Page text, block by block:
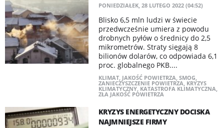
PONIEDZIAŁEK, 28 LUTEGO 2022 (04:52)
Blisko 6,5 mln ludzi w świecie
przedwcześnie umiera z powodu
drobnych pyłów o średnicy do 2,5
mikrometrów. Straty sięgają 8
bilionów dolarów, co odpowiada 6,1
proc. globalnego PKB....
KLIMAT, JAKOŚĆ POWIETRZA, SMOG,
ZANIECZYSZCZENIE POWIETRZA, KRYZYS
KLIMATYCZNY, KATASTROFA KLIMATYCZNA,
ZŁA JAKOŚĆ POWIETRZA
KRYZYS ENERGETYCZNY DOCISKA
NAJMNIEJSZE FIRMY